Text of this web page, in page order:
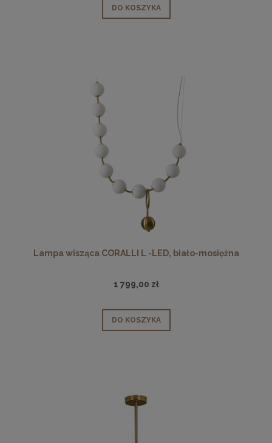
DO KOSZYKA
Lampa wisząca CORALLI L -LED, biało-mosiężna
1 799,00 zł
DO KOSZYKA